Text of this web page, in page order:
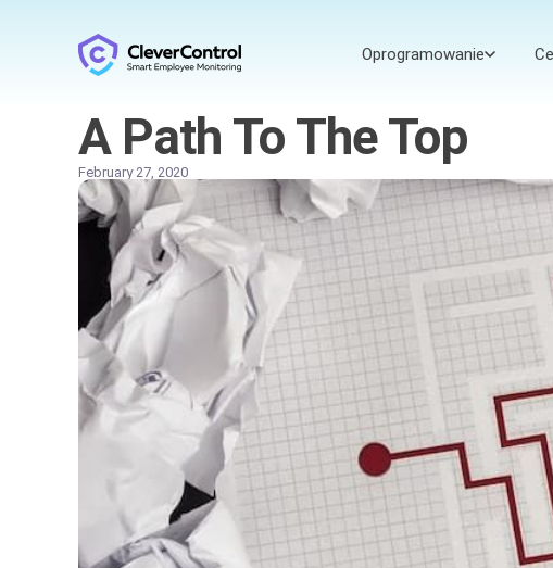
Oprogramowanie
A Path To The Top
February 27, 2020